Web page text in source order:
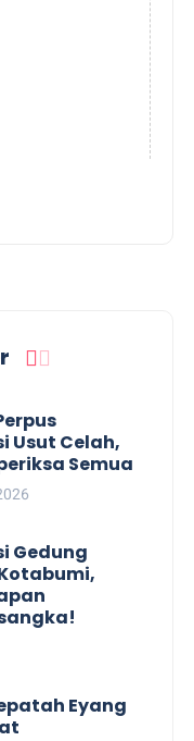
Usut Celah,
Semua
Gedung
Eyang